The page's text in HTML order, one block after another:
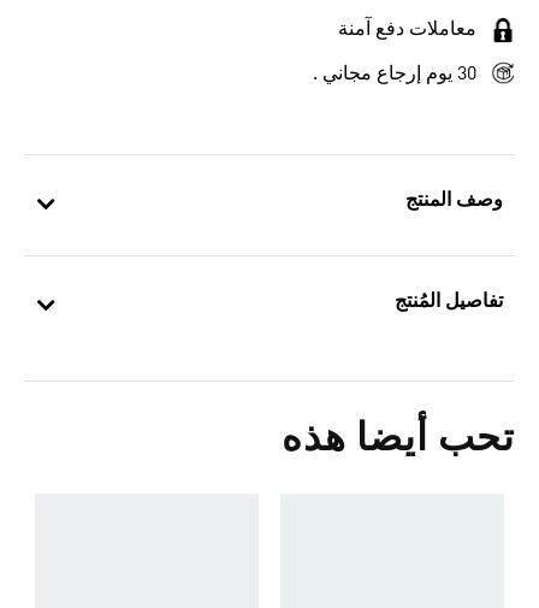
وصف المنتج
تفاصيل المُنتج
تحب أيضا هذه
معاملات دفع آمنة